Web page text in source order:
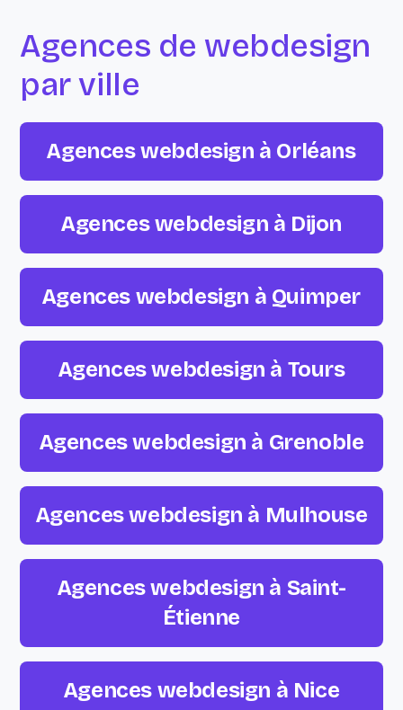
Agences de webdesign
par ville
Agences webdesign à Orléans
Agences webdesign à Dijon
Agences webdesign à Quimper
Agences webdesign à Tours
Agences webdesign à Grenoble
Agences webdesign à Mulhouse
Agences webdesign à Saint-
Étienne
Agences webdesign à Nice